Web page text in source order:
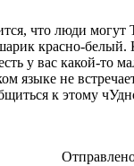
что люди
красно-
у вас какой-то
языке не
к этому